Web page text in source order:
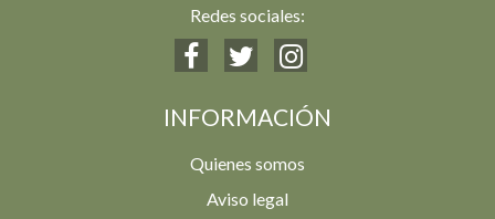
Redes sociales:
INFORMACIÓN
Quienes somos
Aviso legal